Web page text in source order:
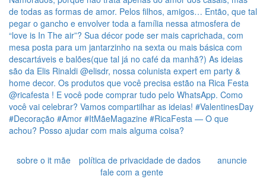
sobre o it mãe política de privacidade de dados
anuncie
fale com a gente